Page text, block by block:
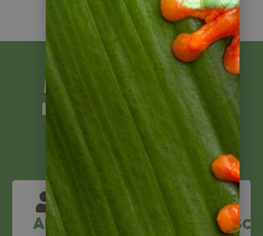
Mit Napur Tours
reisen Sie sicher
Ansprechpartner